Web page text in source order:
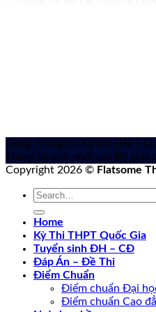
Cổng thông tin Kỳ thi THPT
Thông tin mới nhất của Bộ giáo
Copyright 2026 © Flatsome
Home
Kỳ Thi THPT Quốc Gia
Tuyển sinh ĐH – CĐ
Đáp Án – Đề Thi
Điểm Chuẩn
Điểm chuẩn Đại
Điểm chuẩn Cao